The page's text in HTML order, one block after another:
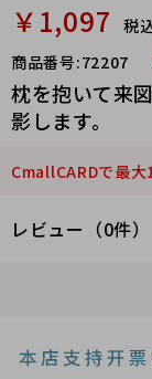
￥1,097
税
商品番号:72207
枕を抱いて来
影します。
CmallCARDで最
レビュー（0件）